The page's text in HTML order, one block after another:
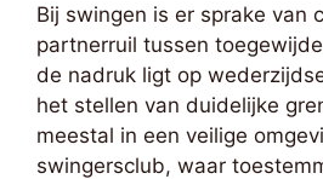
Bij swingen is er sprake van
partnerruil tussen
de nadruk ligt op
het stellen van duidelijke
meestal in een veilige
swingersclub, waar